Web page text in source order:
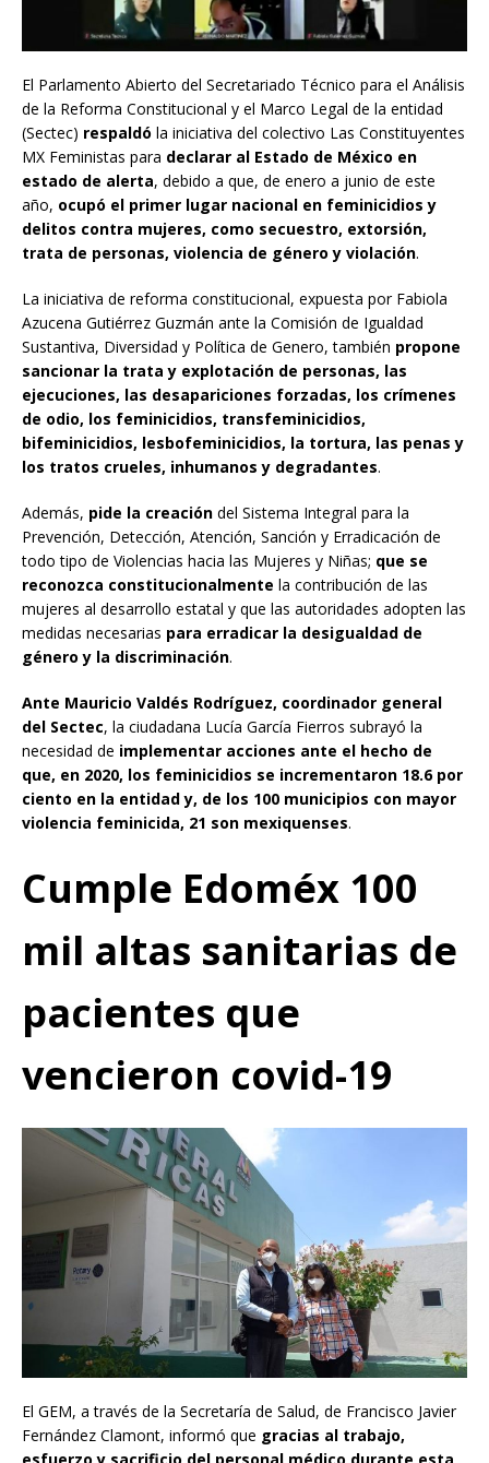
El Parlamento Abierto del Secretariado Técnico para el Análisis
de la Reforma Constitucional y el Marco Legal de la entidad
(Sectec) respaldó la iniciativa del colectivo Las Constituyentes
MX Feministas para declarar al Estado de México en
estado de alerta, debido a que, de enero a junio de este
año, ocupó el primer lugar nacional en feminicidios y
delitos contra mujeres, como secuestro, extorsión,
trata de personas, violencia de género y violación.
La iniciativa de reforma constitucional, expuesta por Fabiola
Azucena Gutiérrez Guzmán ante la Comisión de Igualdad
Sustantiva, Diversidad y Política de Genero, también propone
sancionar la trata y explotación de personas, las
ejecuciones, las desapariciones forzadas, los crímenes
de odio, los feminicidios, transfeminicidios,
bifeminicidios, lesbofeminicidios, la tortura, las penas y
los tratos crueles, inhumanos y degradantes.
Además, pide la creación del Sistema Integral para la
Prevención, Detección, Atención, Sanción y Erradicación de
todo tipo de Violencias hacia las Mujeres y Niñas; que se
reconozca constitucionalmente la contribución de las
mujeres al desarrollo estatal y que las autoridades adopten las
medidas necesarias para erradicar la desigualdad de
género y la discriminación.
Ante Mauricio Valdés Rodríguez, coordinador general
del Sectec, la ciudadana Lucía García Fierros subrayó la
necesidad de implementar acciones ante el hecho de
que, en 2020, los feminicidios se incrementaron 18.6 por
ciento en la entidad y, de los 100 municipios con mayor
violencia feminicida, 21 son mexiquenses.
Cumple Edoméx 100
mil altas sanitarias de
pacientes que
vencieron covid-19
El GEM, a través de la Secretaría de Salud, de Francisco Javier
Fernández Clamont, informó que gracias al trabajo,